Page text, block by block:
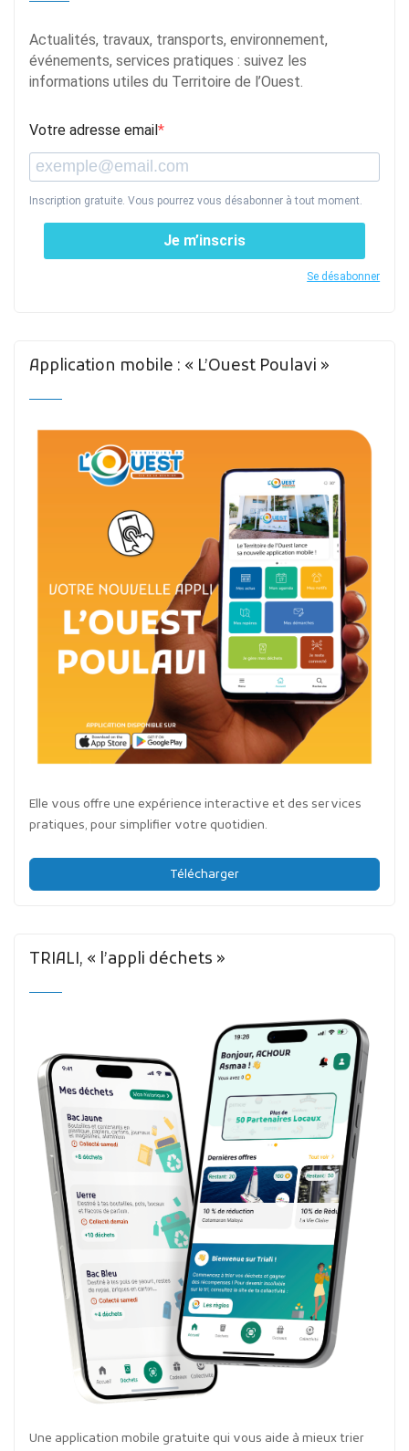
Actualités, travaux, transports, environnement,
événements, services pratiques : suivez les
informations utiles du Territoire de l’Ouest.
Votre adresse email
Inscription gratuite. Vous pourrez vous désabonner à tout moment.
Je m’inscris
Se désabonner
Application mobile : « L’Ouest Poulavi »
Elle vous offre une expérience interactive et des services
pratiques, pour simplifier votre quotidien.
Télécharger
TRIALI, « l’appli déchets »
Une application mobile gratuite qui vous aide à mieux trier